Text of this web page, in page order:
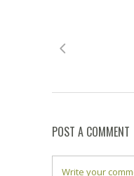
POST A COMMENT